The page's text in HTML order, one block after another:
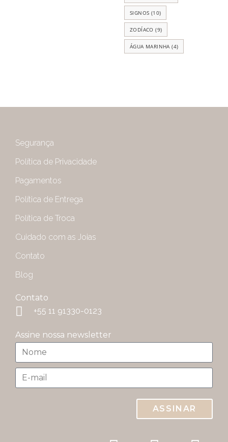
SIGNOS (10)
ZODÍACO (9)
ÁGUA MARINHA (4)
Segurança
Política de Privacidade
Pagamentos
Política de Entrega
Política de Troca
Cuidado com as Joias
Contato
Blog
Contato
+55 11 91330-0123
Assine nossa newsletter
ASSINAR